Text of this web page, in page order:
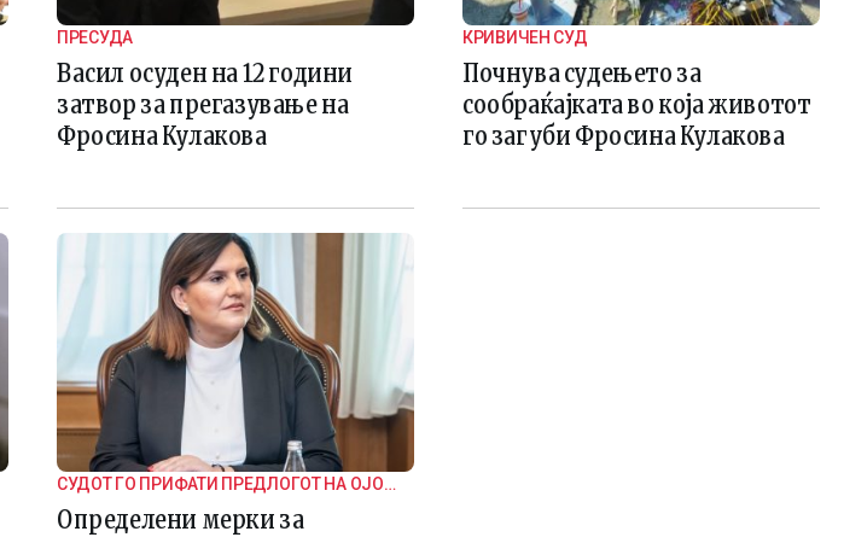
ПРЕСУДА
Васил осуден на 12 години
затвор за прегазување на
Фросина Кулакова
КРИВИЧЕН СУД
Почнува судењето за
сообраќајката во која животот
го загуби Фросина Кулакова
СУДОТ ГО ПРИФАТИ ПРЕДЛОГОТ НА ОЈО
ГОКК
Определени мерки за